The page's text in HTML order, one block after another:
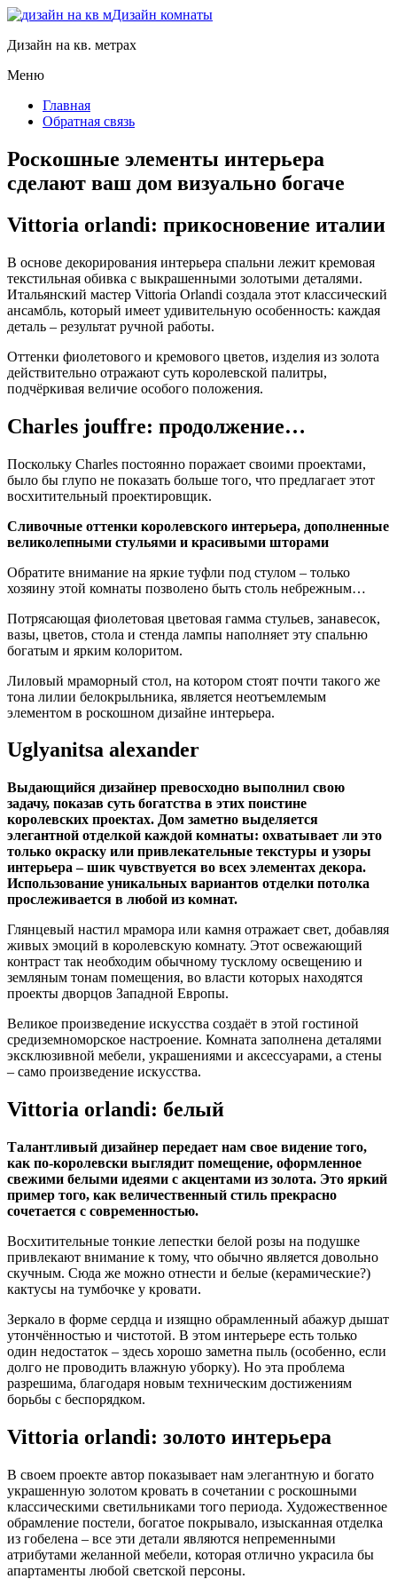
Дизайн комнаты
Дизайн на кв. метрах
Меню
Главная
Обратная связь
Роскошные элементы интерьера
сделают ваш дом визуально богаче
Vittoria orlandi: прикосновение италии
В основе декорирования интерьера спальни лежит кремовая
текстильная обивка с выкрашенными золотыми деталями.
Итальянский мастер Vittoria Orlandi создала этот классический
ансамбль, который имеет удивительную особенность: каждая
деталь ‒ результат ручной работы.
Оттенки фиолетового и кремового цветов, изделия из золота
действительно отражают суть королевской палитры,
подчёркивая величие особого положения.
Charles jouffre: продолжение…
Поскольку Charles постоянно поражает своими проектами,
было бы глупо не показать больше того, что предлагает этот
восхитительный проектировщик.
Сливочные оттенки королевского интерьера, дополненные
великолепными стульями и красивыми шторами
Обратите внимание на яркие туфли под стулом ‒ только
хозяину этой комнаты позволено быть столь небрежным…
Потрясающая фиолетовая цветовая гамма стульев, занавесок,
вазы, цветов, стола и стенда лампы наполняет эту спальню
богатым и ярким колоритом.
Лиловый мраморный стол, на котором стоят почти такого же
тона лилии белокрыльника, является неотъемлемым
элементом в роскошном дизайне интерьера.
Uglyanitsa alexander
Выдающийся дизайнер превосходно выполнил свою
задачу, показав суть богатства в этих поистине
королевских проектах. Дом заметно выделяется
элегантной отделкой каждой комнаты: охватывает ли это
только окраску или привлекательные текстуры и узоры
интерьера – шик чувствуется во всех элементах декора.
Использование уникальных вариантов отделки потолка
прослеживается в любой из комнат.
Глянцевый настил мрамора или камня отражает свет, добавляя
живых эмоций в королевскую комнату. Этот освежающий
контраст так необходим обычному тусклому освещению и
земляным тонам помещения, во власти которых находятся
проекты дворцов Западной Европы.
Великое произведение искусства создаёт в этой гостиной
средиземноморское настроение. Комната заполнена деталями
эксклюзивной мебели, украшениями и аксессуарами, а стены
– само произведение искусства.
Vittoria orlandi: белый
Талантливый дизайнер передает нам свое видение того,
как по-королевски выглядит помещение, оформленное
свежими белыми идеями с акцентами из золота. Это яркий
пример того, как величественный стиль прекрасно
сочетается с современностью.
Восхитительные тонкие лепестки белой розы на подушке
привлекают внимание к тому, что обычно является довольно
скучным. Сюда же можно отнести и белые (керамические?)
кактусы на тумбочке у кровати.
Зеркало в форме сердца и изящно обрамленный абажур дышат
утончённостью и чистотой. В этом интерьере есть только
один недостаток – здесь хорошо заметна пыль (особенно, если
долго не проводить влажную уборку). Но эта проблема
разрешима, благодаря новым техническим достижениям
борьбы с беспорядком.
Vittoria orlandi: золото интерьера
В своем проекте автор показывает нам элегантную и богато
украшенную золотом кровать в сочетании с роскошными
классическими светильниками того периода. Художественное
обрамление постели, богатое покрывало, изысканная отделка
из гобелена – все эти детали являются непременными
атрибутами желанной мебели, которая отлично украсила бы
апартаменты любой светской персоны.